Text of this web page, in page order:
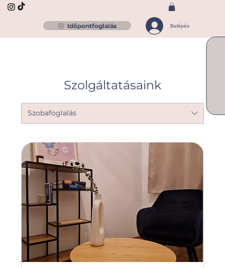
Időpontfoglalás Belépés
Szolgáltatásaink
Szobafoglalás